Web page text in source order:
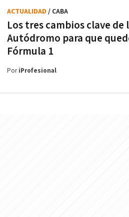
Los tres cambios clave de
Autódromo para que
Fórmula 1
ACTUALIDAD / CABA
PoriProfesional